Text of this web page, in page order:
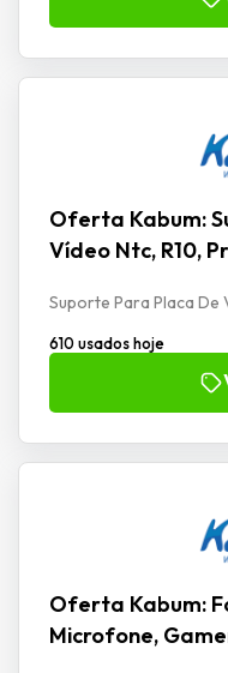
Oferta Kabum:
Vídeo Ntc, R10,
Suporte Para Placa De
610 usados hoje
Oferta Kabum:
Microfone,